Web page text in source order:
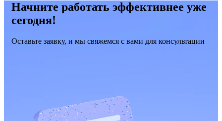
Начните работать эффективнее уже
сегодня!
Оставьте заявку, и мы свяжемся с вами для консультации